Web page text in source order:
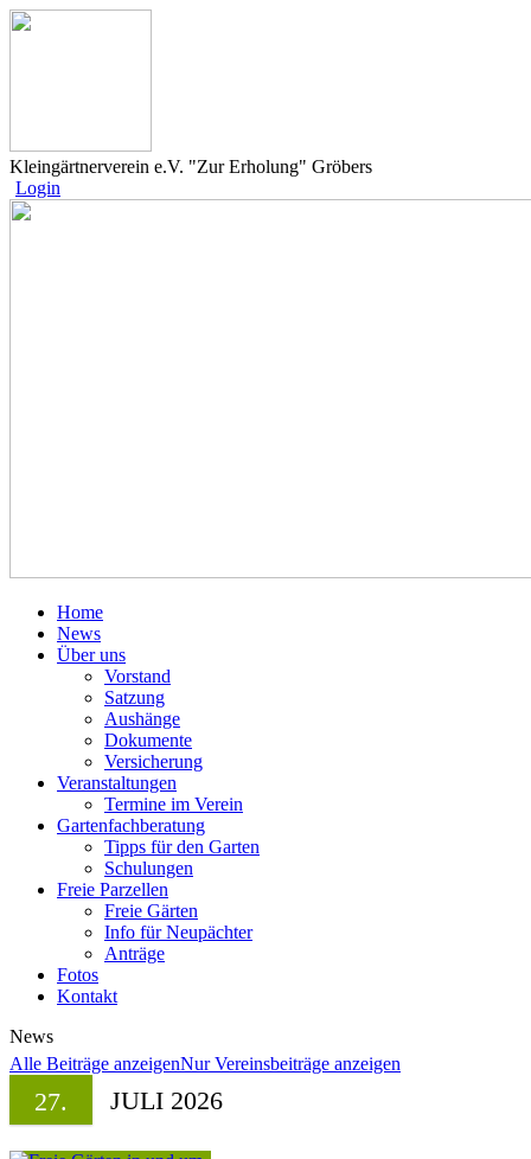
Kleingärtnerverein e.V. "Zur Erholung" Gröbers
Login
Home
News
Über uns
Vorstand
Satzung
Aushänge
Dokumente
Versicherung
Veranstaltungen
Termine im Verein
Gartenfachberatung
Tipps für den Garten
Schulungen
Freie Parzellen
Freie Gärten
Info für Neupächter
Anträge
Fotos
Kontakt
News
Alle Beiträge anzeigenNur Vereinsbeiträge anzeigen
27. JULI 2026